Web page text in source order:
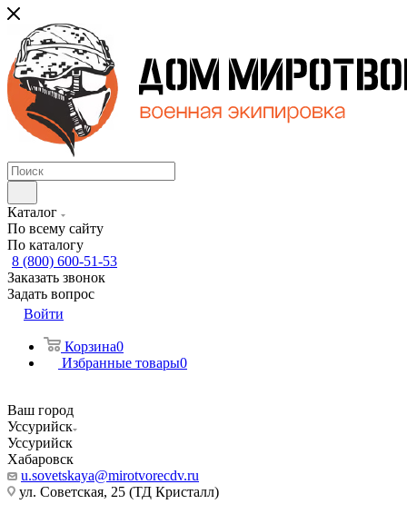
Каталог
По всему сайту
По каталогу
8 (800) 600-51-53
Заказать звонок
Задать вопрос
Войти
Корзина0
Избранные товары0
Ваш город
Уссурийск
Уссурийск
Хабаровск
u.sovetskaya@mirotvorecdv.ru
ул. Советская, 25 (ТД Кристалл)